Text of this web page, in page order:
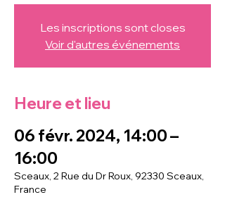
Les inscriptions sont closes
Voir d'autres événements
Heure et lieu
06 févr. 2024, 14:00 –
16:00
Sceaux, 2 Rue du Dr Roux, 92330 Sceaux,
France